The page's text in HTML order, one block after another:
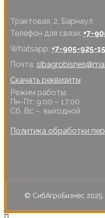
Трактовая, 2, Барнаул
Телефон для связи: +7-
Whatsapp: +7-905-925-
Почта:
Скачать реквизиты
Режим работы:
Пн-Пт: 9:00 – 17:00
Сб, Вс – выходной
Политика обработки
© СибАгроБизнес 2025.